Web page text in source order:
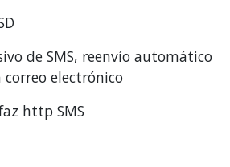
de SMS, reenvío automático
correo electrónico
http SMS